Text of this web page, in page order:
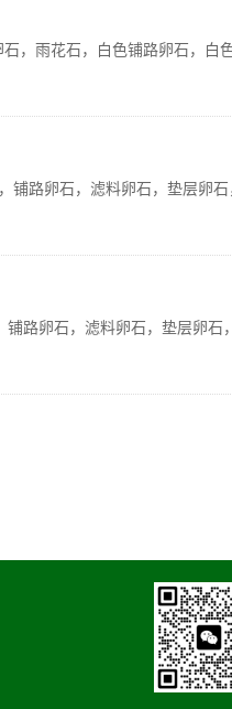
，雨花石，白色铺路卵石，白
铺路卵石，滤料卵石，垫层卵石
路卵石，滤料卵石，垫层卵石